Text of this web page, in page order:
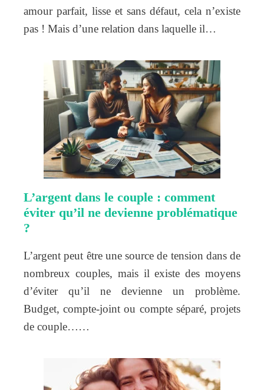
amour parfait, lisse et sans défaut, cela n’existe
pas ! Mais d’une relation dans laquelle il…
L’argent dans le couple : comment
éviter qu’il ne devienne problématique
?
L’argent peut être une source de tension dans de
nombreux couples, mais il existe des moyens
d’éviter qu’il ne devienne un problème.
Budget, compte-joint ou compte séparé, projets
de couple……